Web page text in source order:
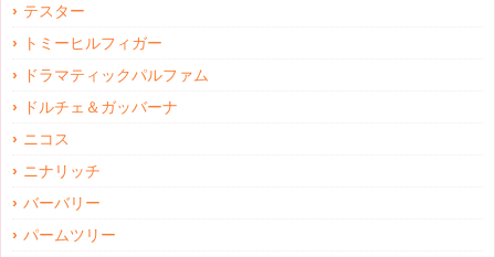
テスター
トミーヒルフィガー
ドラマティックパルファム
ドルチェ＆ガッバーナ
ニコス
ニナリッチ
バーバリー
パームツリー